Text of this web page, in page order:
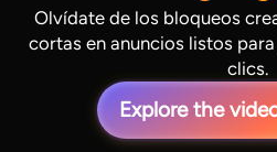
Olvídate de los bloqueos
cortas en anuncios listos
clics.
Explore the